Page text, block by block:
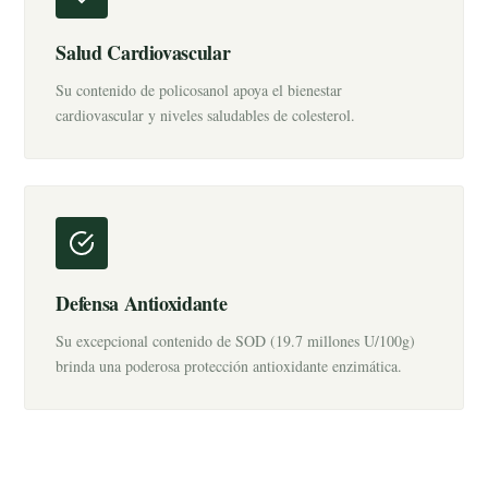
Salud Cardiovascular
Su contenido de policosanol apoya el bienestar
cardiovascular y niveles saludables de colesterol.
Defensa Antioxidante
Su excepcional contenido de SOD (19.7 millones U/100g)
brinda una poderosa protección antioxidante enzimática.